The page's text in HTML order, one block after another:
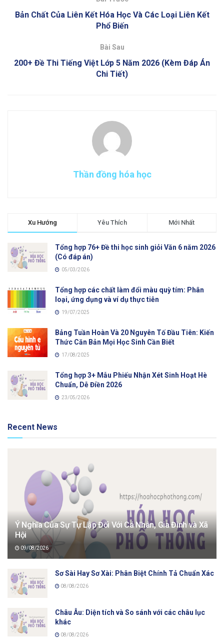
Bản Chất Của Liên Kết Hóa Học Và Các Loại Liên Kết
Phổ Biến
Bài Sau
200+ Đề Thi Tiếng Việt Lớp 5 Năm 2026 (Kèm Đáp Án
Chi Tiết)
Thần đồng hóa học
Xu Hướng Yêu Thích Mới Nhất
Tổng hợp 76+ Đề thi học sinh giỏi Văn 6 năm 2026
(Có đáp án)
05/03/2026
Tổng hợp các chất làm đổi màu quỳ tím: Phân
loại, ứng dụng và ví dụ thực tiễn
19/07/2025
Bảng Tuần Hoàn Và 20 Nguyên Tố Đầu Tiên: Kiến
Thức Căn Bản Mọi Học Sinh Cần Biết
17/08/2025
Tổng hợp 3+ Mẫu Phiếu Nhận Xét Sinh Hoạt Hè
Chuẩn, Dễ Điền 2026
23/05/2026
Recent News
Ý Nghĩa Của Sự Tự Lập Đối Với Cá Nhân, Gia Đình và Xã
Hội
09/08/2026
Sơ Sài Hay Sơ Xài: Phân Biệt Chính Tả Chuẩn Xác
08/08/2026
Châu Âu: Diện tích và So sánh với các châu lục
khác
08/08/2026